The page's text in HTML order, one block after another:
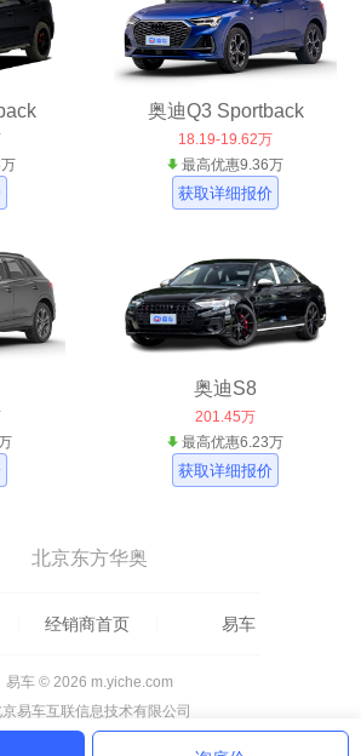
奥迪Q3 Sportback
18.19-19.62万
最高优惠9.36万
获取详细报价
奥迪S8
201.45万
最高优惠6.23万
获取详细报价
北京东方华奥
经销商首页 易车
易车 © 2026 m.yiche.com
易车互联信息技术有限公司